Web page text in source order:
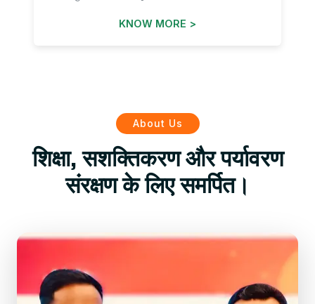
KNOW MORE >
About Us
शिक्षा, सशक्तिकरण और पर्यावरण
संरक्षण के लिए समर्पित।